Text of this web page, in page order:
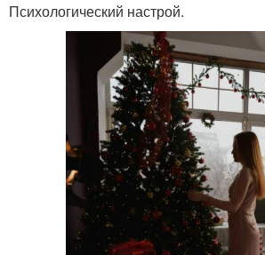
Психологический настрой.